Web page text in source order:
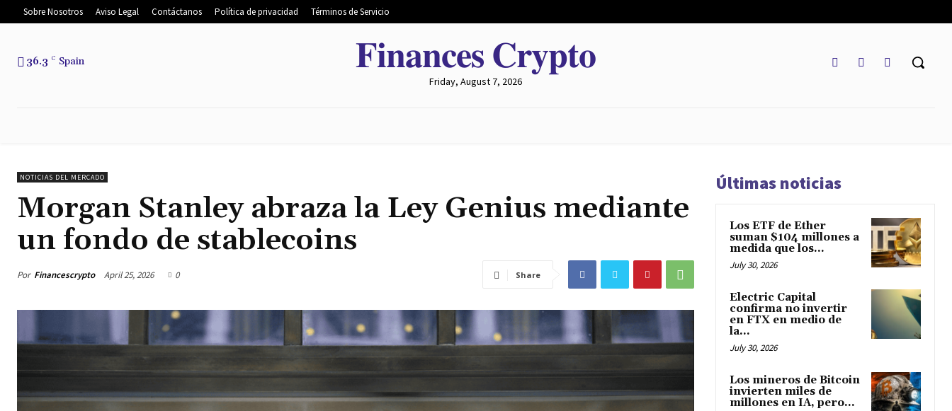
Sobre Nosotros Aviso Legal Contáctanos Política de privacidad Términos de Servicio
36.3 C Spain 𝐅𝐢𝐧𝐚𝐧𝐜𝐞𝐬 𝐂𝐫𝐲𝐩𝐭𝐨
Friday, August 7, 2026
NOTICIAS DEL MERCADO
Morgan Stanley abraza la Ley Genius mediante
un fondo de stablecoins
Por Financescrypto April 25, 2026 0 Share
Últimas noticias
Los ETF de Ether
suman $104 millones a
medida que los...
July 30, 2026
Electric Capital
confirma no invertir
en FTX en medio de
la...
July 30, 2026
Los mineros de Bitcoin
invierten miles de
millones en IA, pero...